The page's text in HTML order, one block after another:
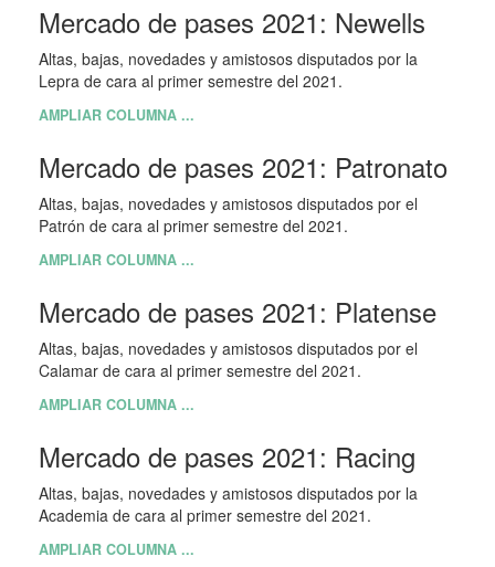
Mercado de pases 2021: Newells
Altas, bajas, novedades y amistosos disputados por la
Lepra de cara al primer semestre del 2021.
AMPLIAR COLUMNA ...
Mercado de pases 2021: Patronato
Altas, bajas, novedades y amistosos disputados por el
Patrón de cara al primer semestre del 2021.
AMPLIAR COLUMNA ...
Mercado de pases 2021: Platense
Altas, bajas, novedades y amistosos disputados por el
Calamar de cara al primer semestre del 2021.
AMPLIAR COLUMNA ...
Mercado de pases 2021: Racing
Altas, bajas, novedades y amistosos disputados por la
Academia de cara al primer semestre del 2021.
AMPLIAR COLUMNA ...